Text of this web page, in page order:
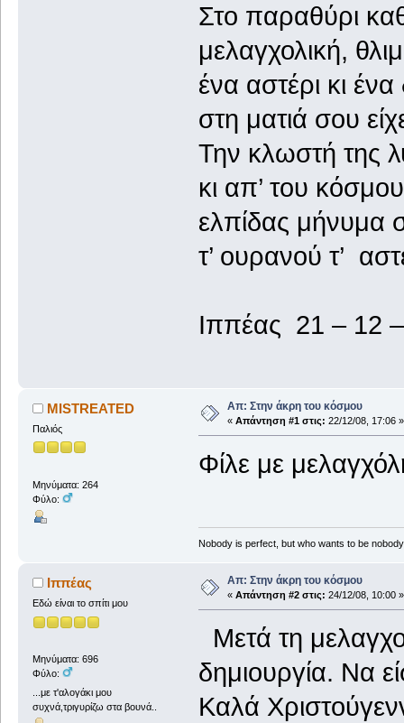
Στο παραθύρι
μελαγχολική,
ένα αστέρι κι
στη ματιά σου
Την κλωστή της
κι απ’ του
ελπίδας μήνυμα
τ’ ουρανού τ’
Ιππέας 21 – 12
MISTREATED
Παλιός
Μηνύματα: 264
Φύλο:
Απ: Στην άκρη του κόσμου
« Απάντηση #1 στις: 22/12/08, 17:06 »
Φίλε με
Nobody is perfect, but who wants to be
Ιππέας
Εδώ είναι το σπίτι μου
Μηνύματα: 696
Φύλο:
...με τ'αλογάκι μου
συχνά,τριγυρίζω στα βουνά..
Απ: Στην άκρη του κόσμου
« Απάντηση #2 στις: 24/12/08, 10:00 »
Μετά τη
δημιουργία. Να
Καλά